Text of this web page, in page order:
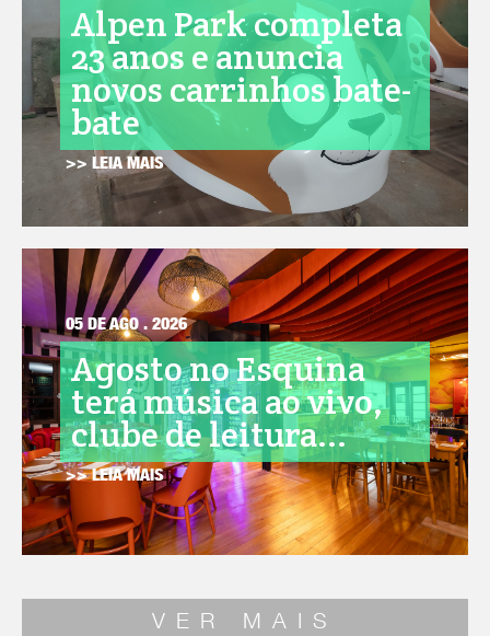
Alpen Park completa
23 anos e anuncia
novos carrinhos bate-
bate
>> LEIA MAIS
05 DE AGO . 2026
Agosto no Esquina
terá música ao vivo,
clube de leitura...
>> LEIA MAIS
VER MAIS